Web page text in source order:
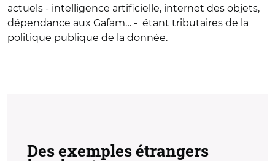
actuels - intelligence artificielle, internet des objets,
dépendance aux Gafam… - étant tributaires de la
politique publique de la donnée.
Des exemples étrangers